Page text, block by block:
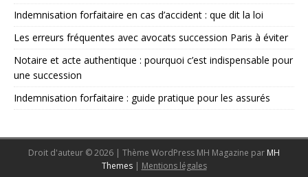
Indemnisation forfaitaire en cas d’accident : que dit la loi
Les erreurs fréquentes avec avocats succession Paris à éviter
Notaire et acte authentique : pourquoi c’est indispensable pour
une succession
Indemnisation forfaitaire : guide pratique pour les assurés
Droit d'auteur © 2026 | Thème WordPress MH Magazine par MH
Themes | Mentions légales